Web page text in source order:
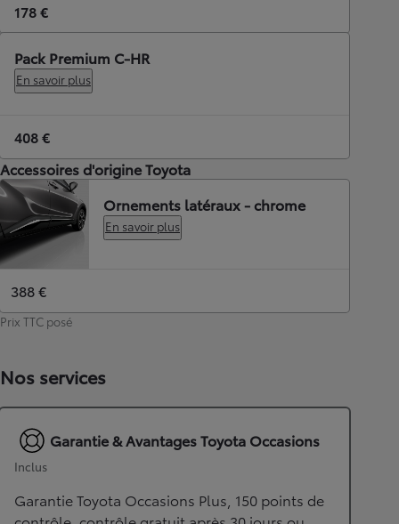
178 €
Pack Premium C-HR
En savoir plus
408 €
Accessoires d'origine Toyota
Ornements latéraux - chrome
En savoir plus
388 €
Prix TTC posé
Nos services
Garantie & Avantages Toyota Occasions
Inclus
Garantie Toyota Occasions Plus, 150 points de